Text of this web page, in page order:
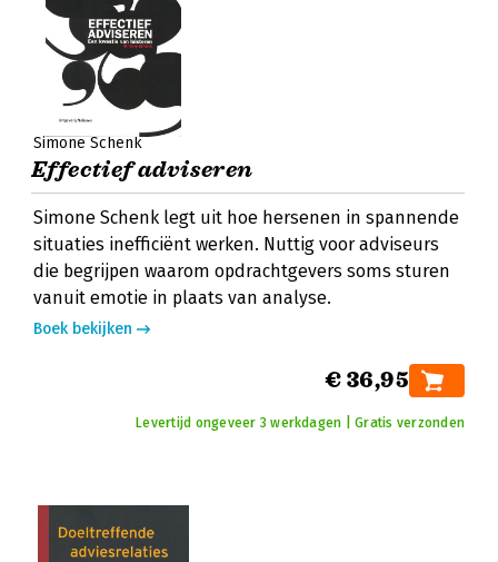
Simone Schenk
Effectief adviseren
Simone Schenk legt uit hoe hersenen in spannende
situaties inefficiënt werken. Nuttig voor adviseurs
die begrijpen waarom opdrachtgevers soms sturen
vanuit emotie in plaats van analyse.
Boek bekijken
€ 36,95
Levertijd ongeveer 3 werkdagen | Gratis verzonden